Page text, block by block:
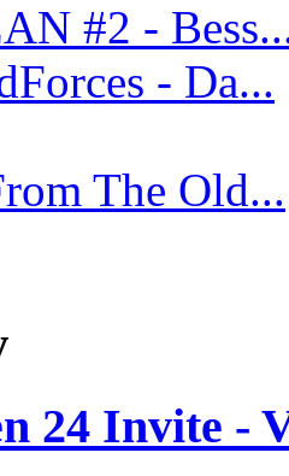
#2 -
- Da...
The Old...
24 Invite -